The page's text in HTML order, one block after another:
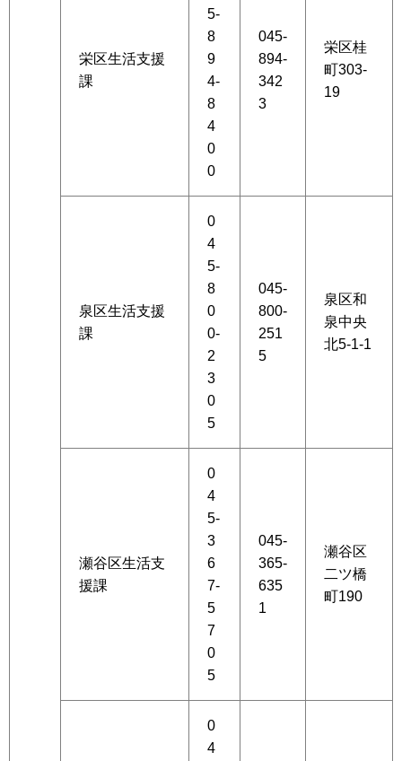
栄区生活支援
課
5-
8
9
4-
8
4
0
0
045-
894-
342
3
栄区桂
町303-
19
泉区生活支援
課
0
4
5-
8
0
0-
2
3
0
5
045-
800-
251
5
泉区和
泉中央
北5-1-1
瀬谷区生活支
援課
0
4
5-
3
6
7-
5
7
0
5
045-
365-
635
1
瀬谷区
二ツ橋
町190
0
4